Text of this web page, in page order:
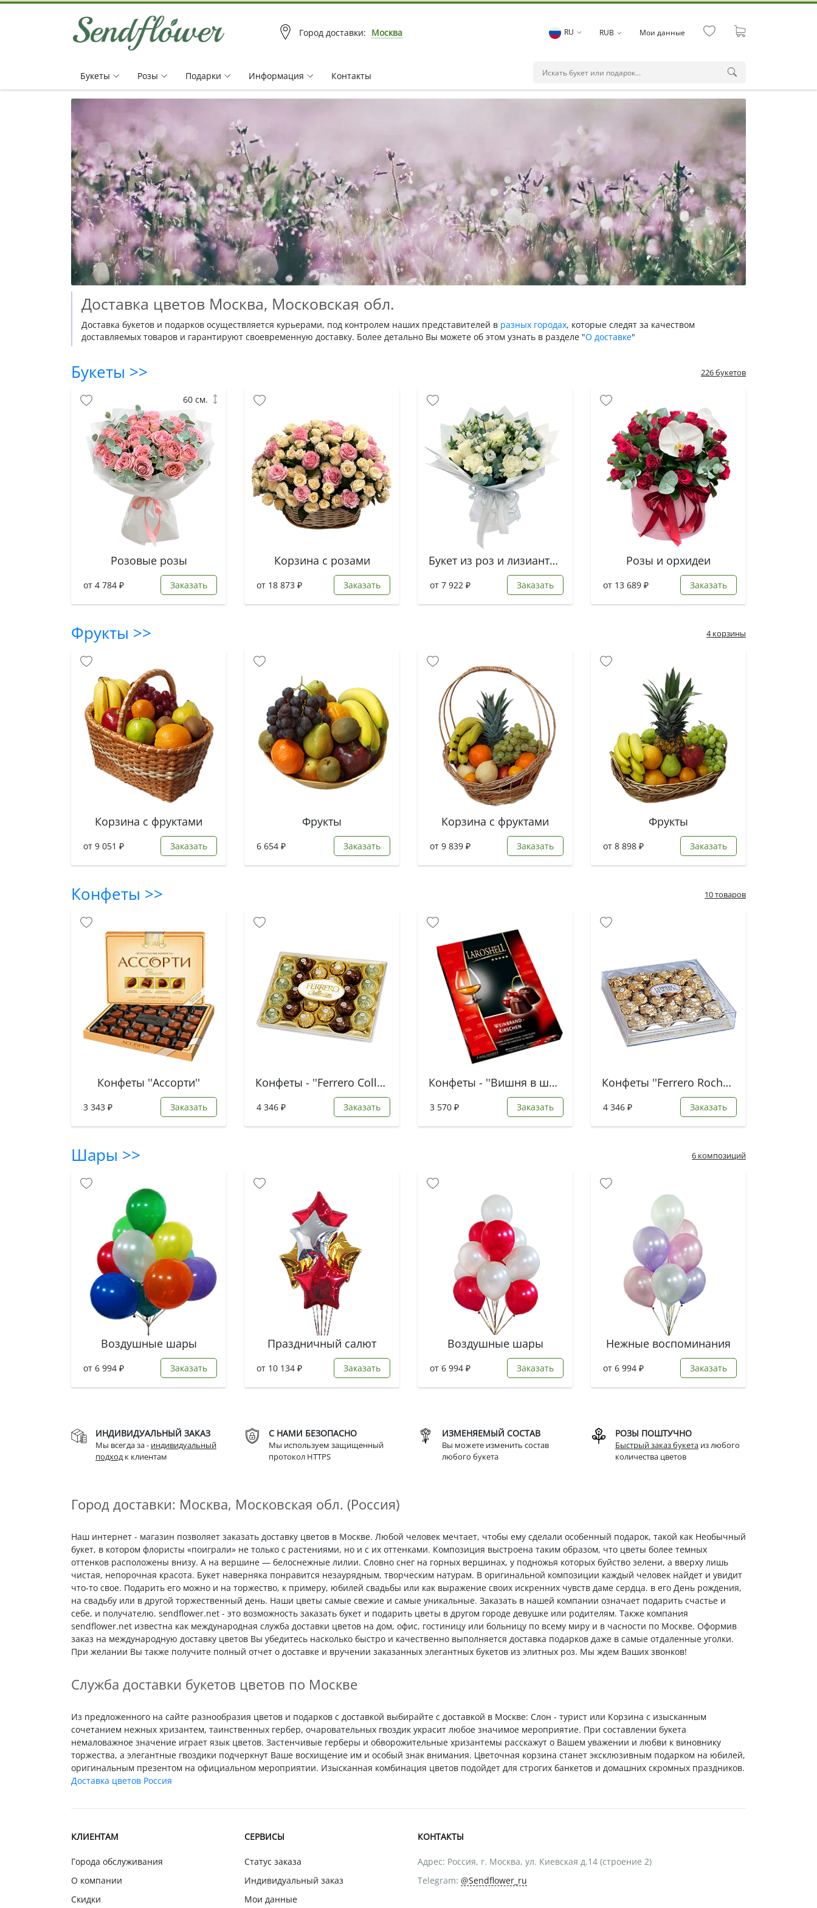
Город доставки: Москва RU RUB Мои данные
Букеты Pозы Подарки Информация Контакты
Доставка цветов Москва, Московская обл.
Доставка букетов и подарков осуществляется курьерами, под контролем наших представителей в разных городах, которые следят за качеством
доставляемых товаров и гарантируют своевременную доставку. Более детально Вы можете об этом узнать в разделе "О доставке"
Букеты >> 226 букетов
Розовые розы
от 4 784 ₽ Заказать
60 см.
Корзина с розами
от 18 873 ₽ Заказать
Букет из роз и лизиантусов
от 7 922 ₽ Заказать
Розы и орхидеи
от 13 689 ₽ Заказать
Фрукты >> 4 корзины
Корзина с фруктами
от 9 051 ₽ Заказать
Фрукты
6 654 ₽ Заказать
Корзина с фруктами
от 9 839 ₽ Заказать
Фрукты
от 8 898 ₽ Заказать
Конфеты >> 10 товаров
Конфеты ''Ассорти''
3 343 ₽ Заказать
Конфеты - ''Ferrero Collection''
4 346 ₽ Заказать
Конфеты - ''Вишня в шоколаде''
3 570 ₽ Заказать
Конфеты ''Ferrero Rocher''
4 346 ₽ Заказать
Шары >> 6 композиций
Воздушные шары
от 6 994 ₽ Заказать
Праздничный салют
от 10 134 ₽ Заказать
Воздушные шары
от 6 994 ₽ Заказать
Нежные воспоминания
от 6 994 ₽ Заказать
ИНДИВИДУАЛЬНЫЙ ЗАКАЗ
Мы всегда за - индивидуальный
подходк клиентам
С НАМИ БЕЗОПАСНО
Мы используем защищенный
протокол HTTPS
ИЗМЕНЯЕМЫЙ СОСТАВ
Вы можете изменить состав
любого букета
РОЗЫ ПОШТУЧНО
Быстрый заказ букета из любого
количества цветов
Город доставки: Москва, Московская обл. (Россия)
Наш интернет - магазин позволяет заказать доставку цветов в Москве. Любой человек мечтает, чтобы ему сделали особенный подарок, такой как Необычный
букет, в котором флористы «поиграли» не только с растениями, но и с их оттенками. Композиция выстроена таким образом, что цветы более темных
оттенков расположены внизу. А на вершине — белоснежные лилии. Словно снег на горных вершинах, у подножья которых буйство зелени, а вверху лишь
чистая, непорочная красота. Букет наверняка понравится незаурядным, творческим натурам. В оригинальной композиции каждый человек найдет и увидит
что-то свое. Подарить его можно и на торжество, к примеру, юбилей свадьбы или как выражение своих искренних чувств даме сердца. в его День рождения,
на свадьбу или в другой торжественный день. Наши цветы самые свежие и самые уникальные. Заказать в нашей компании означает подарить счастье и
себе, и получателю. sendflower.net - это возможность заказать букет и подарить цветы в другом городе девушке или родителям. Также компания
sendflower.net известна как международная служба доставки цветов на дом, офис, гостиницу или больницу по всему миру и в часности по Москве. Оформив
заказ на международную доставку цветов Вы убедитесь насколько быстро и качественно выполняется доставка подарков даже в самые отдаленные уголки.
При желании Вы также получите полный отчет о доставке и вручении заказанных элегантных букетов из элитных роз. Мы ждем Ваших звонков!
Служба доставки букетов цветов по Москве
Из предложенного на сайте разнообразия цветов и подарков с доставкой выбирайте с доставкой в Москве: Слон - турист или Корзина с изысканным
сочетанием нежных хризантем, таинственных гербер, очаровательных гвоздик украсит любое значимое мероприятие. При составлении букета
немаловажное значение играет язык цветов. Застенчивые герберы и обворожительные хризантемы расскажут о Вашем уважении и любви к виновнику
торжества, а элегантные гвоздики подчеркнут Ваше восхищение им и особый знак внимания. Цветочная корзина станет эксклюзивным подарком на юбилей,
оригинальным презентом на официальном мероприятии. Изысканная комбинация цветов подойдет для строгих банкетов и домашних скромных праздников.
Доставка цветов Россия
КЛИЕНТАМ
Города обслуживания
О компании
Скидки
СЕРВИСЫ
Статус заказа
Индивидуальный заказ
Мои данные
КОНТАКТЫ
Адрес: Россия, г. Москва, ул. Киевская д.14 (строение 2)
Telegram: @Sendflower_ru